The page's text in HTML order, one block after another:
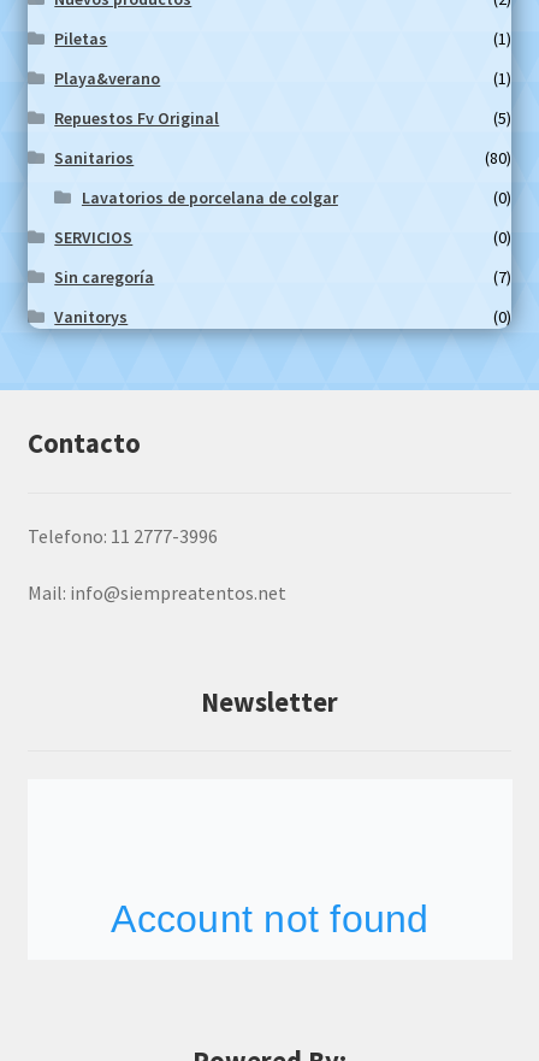
Piletas
(1)
Playa&verano
(1)
Repuestos Fv Original
(5)
Sanitarios
(80)
Lavatorios de porcelana de colgar
(0)
SERVICIOS
(0)
Sin caregoría
(7)
Vanitorys
(0)
Contacto
Telefono: 11 2777-3996
Mail: info@siempreatentos.net
Newsletter